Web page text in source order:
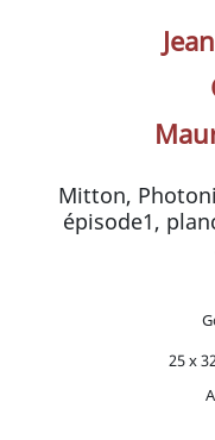
Mitton,
épisode1,
25 x